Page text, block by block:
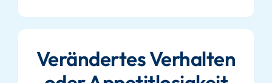
Verändertes Verhalten